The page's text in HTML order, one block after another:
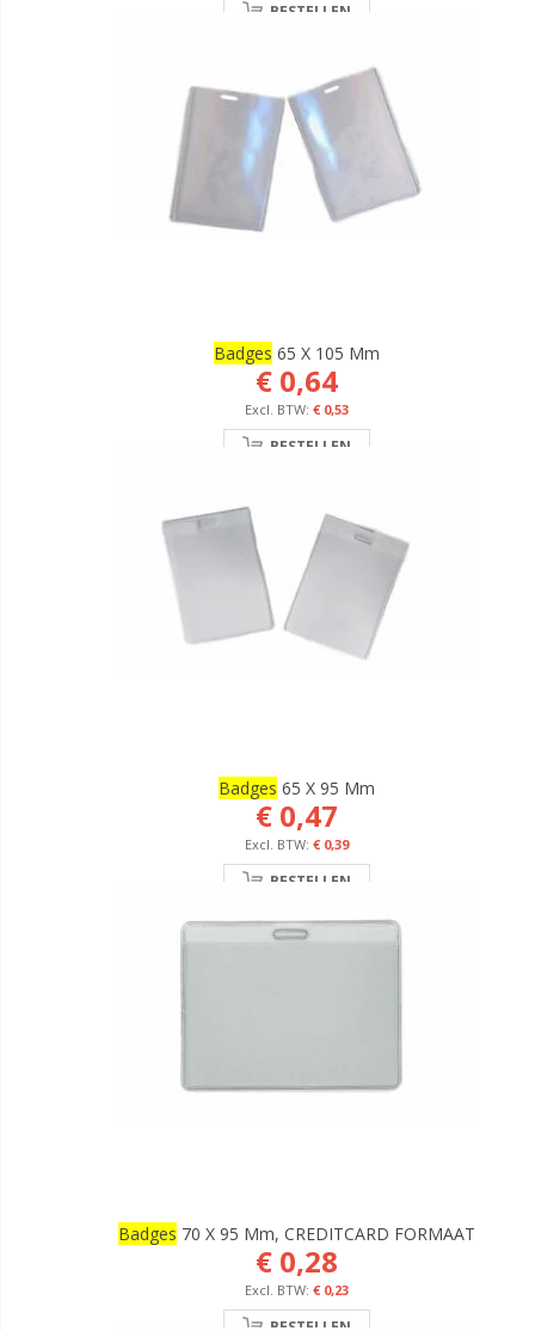
BESTELLEN
Badges 65 X 105 Mm
€ 0,64
€ 0,53
BESTELLEN
Badges 65 X 95 Mm
€ 0,47
€ 0,39
BESTELLEN
Badges 70 X 95 Mm, CREDITCARD FORMAAT
€ 0,28
€ 0,23
BESTELLEN